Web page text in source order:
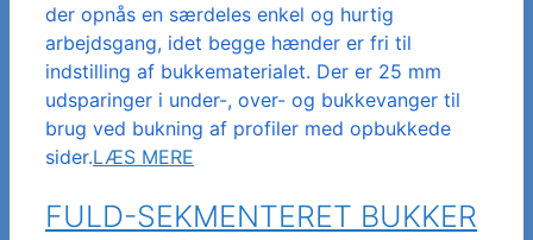
der opnås en særdeles enkel og hurtig
arbejdsgang, idet begge hænder er fri til
indstilling af bukkematerialet. Der er 25 mm
udsparinger i under-, over- og bukkevanger til
brug ved bukning af profiler med opbukkede
sider.LÆS MERE
FULD-SEKMENTERET BUKKER